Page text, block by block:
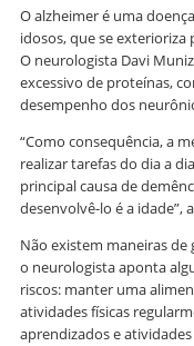
O alzheimer é uma
idosos, que se
O neurologista Davi
excessivo de proteínas,
desempenho dos
“Como consequência, a
realizar tarefas do dia a
principal causa de
desenvolvê-lo é a idade”,
Não existem maneiras
o neurologista aponta
riscos: manter uma
atividades físicas
aprendizados e